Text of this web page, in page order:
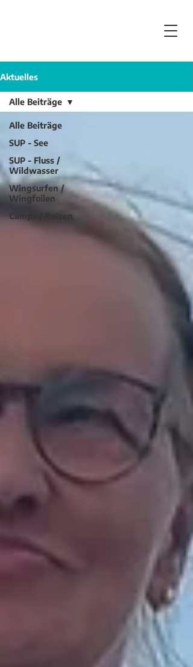
Aktuelles
Alle Beiträge
SUP - See
SUP - Fluss /
Wildwasser
Wingsurfen /
Wingfoilen
Camps / Reisen
Alle Beiträge